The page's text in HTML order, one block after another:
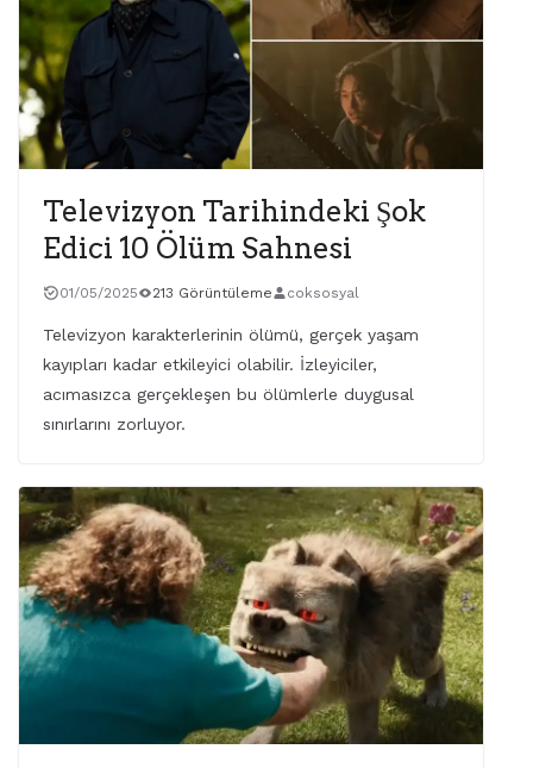
Televizyon Tarihindeki Şok
Edici 10 Ölüm Sahnesi
01/05/2025 213 Görüntüleme coksosyal
Televizyon karakterlerinin ölümü, gerçek yaşam
kayıpları kadar etkileyici olabilir. İzleyiciler,
acımasızca gerçekleşen bu ölümlerle duygusal
sınırlarını zorluyor.